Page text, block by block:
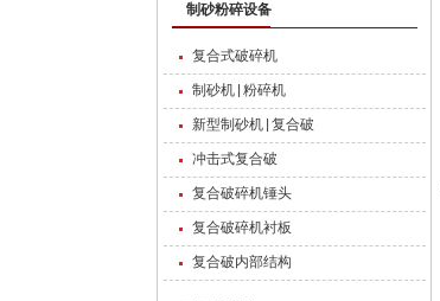
制砂粉碎设备
复合式破碎机
制砂机|粉碎机
新型制砂机|复合破
冲击式复合破
复合破碎机锤头
复合破碎机衬板
复合破内部结构